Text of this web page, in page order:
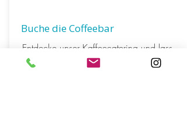
Buche die Coffeebar
Entdecke unser Kaffeecatering und lass
Dich von unserenBaristas
verführen! Du